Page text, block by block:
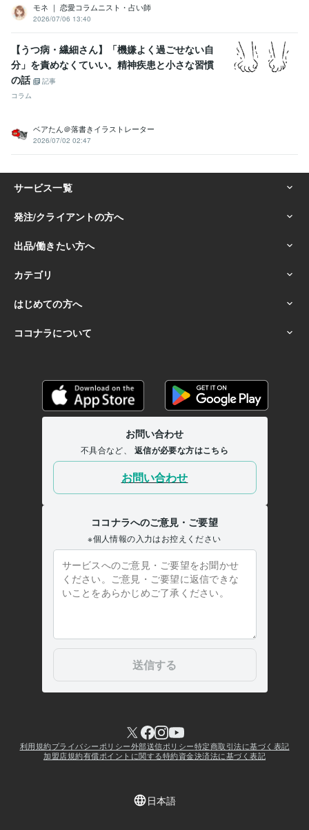
モネ ｜ 恋愛コラムニスト・占い師
2026/07/06 13:40
【うつ病・繊細さん】「機嫌よく過ごせない自
分」を責めなくていい。精神疾患と小さな習慣
の話
記事
コラム
ベアたん＠落書きイラストレーター
2026/07/02 02:47